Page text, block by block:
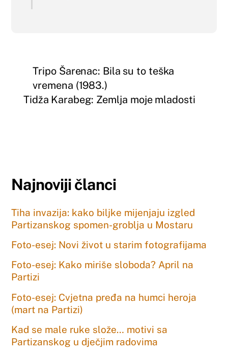
Tripo Šarenac: Bila su to teška
vremena (1983.)
Tidža Karabeg: Zemlja moje mladosti
Najnoviji članci
Tiha invazija: kako biljke mijenjaju izgled
Partizanskog spomen-groblja u Mostaru
Foto-esej: Novi život u starim fotografijama
Foto-esej: Kako miriše sloboda? April na
Partizi
Foto-esej: Cvjetna pređa na humci heroja
(mart na Partizi)
Kad se male ruke slože… motivi sa
Partizanskog u dječjim radovima